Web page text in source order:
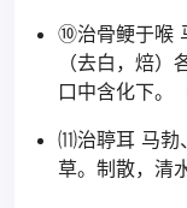
⑩治骨鲠于喉
（去白，焙）
口中含化下。
⑾治聤耳 马勃
草。制散，清